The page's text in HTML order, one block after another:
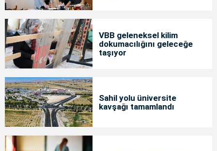
VBB geleneksel kilim
dokumacılığını geleceğe
taşıyor
Sahil yolu üniversite
kavşağı tamamlandı